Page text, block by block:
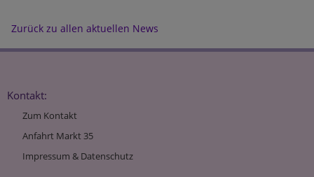
Zurück zu allen aktuellen News
Kontakt:
Zum Kontakt
Anfahrt Markt 35
Impressum & Datenschutz